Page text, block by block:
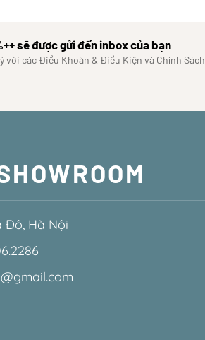
sẽ được gửi đến inbox của bạn
với các Điều Khoản & Điều Kiện và Chính Sách
Đô, Hà Nội